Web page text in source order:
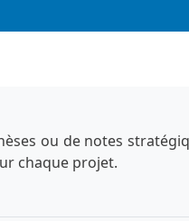
ou de notes
chaque projet.